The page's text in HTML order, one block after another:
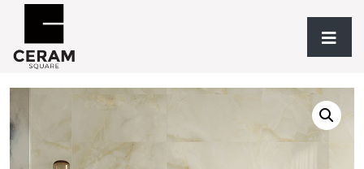
Accueil/Revêtements / Quios